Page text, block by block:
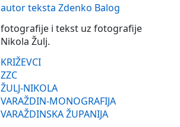
autor teksta Zdenko Balog
fotografije i tekst uz fotografije
Nikola Žulj.
KRIŽEVCI
ZZC
ŽULJ-NIKOLA
VARAŽDIN-MONOGRAFIJA
VARAŽDINSKA ŽUPANIJA